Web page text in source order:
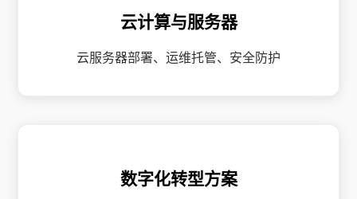
云计算与服务器
云服务器部署、运维托管、安全防护
数字化转型方案